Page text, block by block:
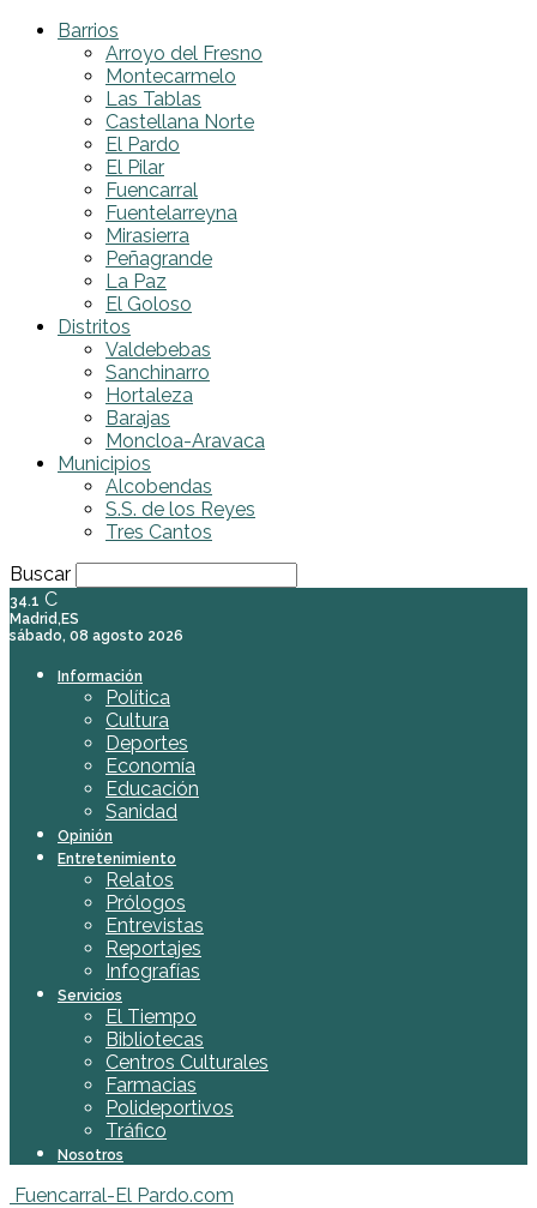
Barrios
Arroyo del Fresno
Montecarmelo
Las Tablas
Castellana Norte
El Pardo
El Pilar
Fuencarral
Fuentelarreyna
Mirasierra
Peñagrande
La Paz
El Goloso
Distritos
Valdebebas
Sanchinarro
Hortaleza
Barajas
Moncloa-Aravaca
Municipios
Alcobendas
S.S. de los Reyes
Tres Cantos
Buscar
34.1 C
Madrid,ES
sábado, 08 agosto 2026
Información
Política
Cultura
Deportes
Economía
Educación
Sanidad
Opinión
Entretenimiento
Relatos
Prólogos
Entrevistas
Reportajes
Infografías
Servicios
El Tiempo
Bibliotecas
Centros Culturales
Farmacias
Polideportivos
Tráfico
Nosotros
Fuencarral-El Pardo.com